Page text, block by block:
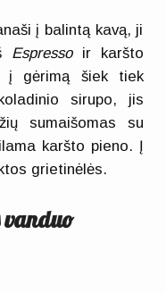
į balintą kavą, ji
Espressoir karšto
į gėrimą šiek tiek
sirupo, jis
sumaišomas su
karšto pieno. Į
grietinėlės.